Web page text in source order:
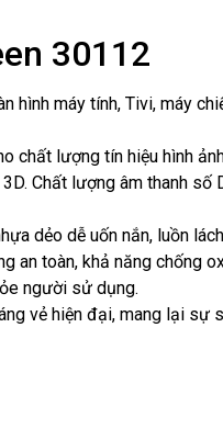
30112
hình máy tính, Tivi, máy
chất lượng tín hiệu hình
Chất lượng âm thanh số
dẻo dễ uốn nắn, luồn
an toàn, khả năng chống
người sử dụng.
vẻ hiện đại, mang lại sự